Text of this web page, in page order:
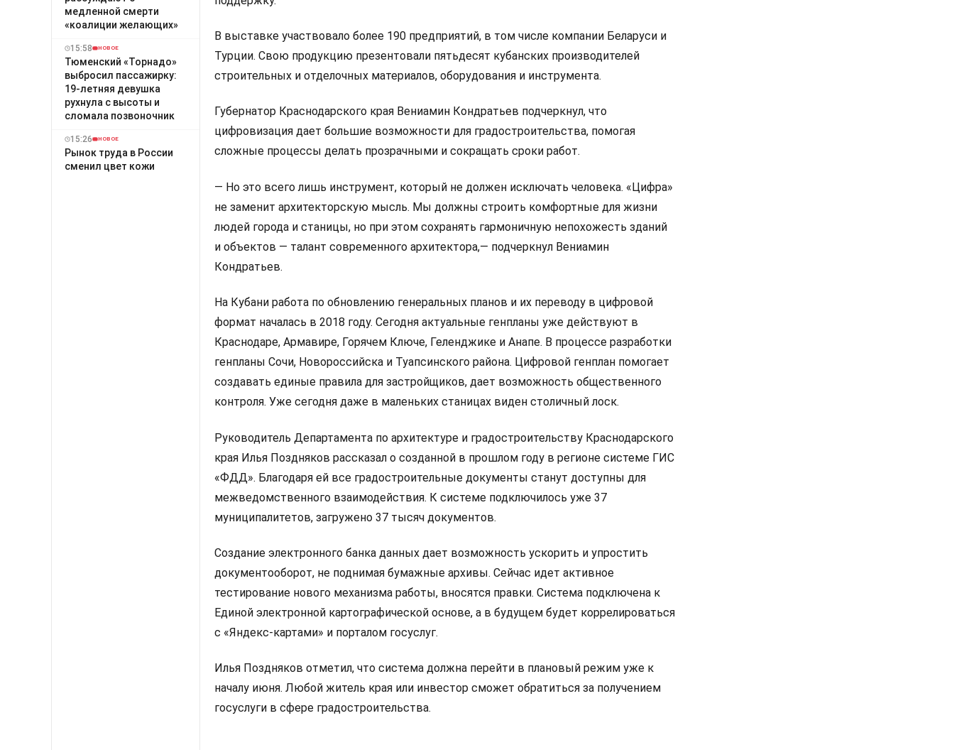
медленной смерти
«коалиции желающих»
15:58 НОВОЕ
Тюменский «Торнадо»
выбросил пассажирку:
19-летняя девушка
рухнула с высоты и
сломала позвоночник
15:26 НОВОЕ
Рынок труда в России
сменил цвет кожи
В выставке участвовало более 190 предприятий, в том числе компании Беларуси и
Турции. Свою продукцию презентовали пятьдесят кубанских производителей
строительных и отделочных материалов, оборудования и инструмента.
Губернатор Краснодарского края Вениамин Кондратьев подчеркнул, что
цифровизация дает большие возможности для градостроительства, помогая
сложные процессы делать прозрачными и сокращать сроки работ.
— Но это всего лишь инструмент, который не должен исключать человека. «Цифра»
не заменит архитекторскую мысль. Мы должны строить комфортные для жизни
людей города и станицы, но при этом сохранять гармоничную непохожесть зданий
и объектов — талант современного архитектора,— подчеркнул Вениамин
Кондратьев.
На Кубани работа по обновлению генеральных планов и их переводу в цифровой
формат началась в 2018 году. Сегодня актуальные генпланы уже действуют в
Краснодаре, Армавире, Горячем Ключе, Геленджике и Анапе. В процессе разработки
генпланы Сочи, Новороссийска и Туапсинского района. Цифровой генплан помогает
создавать единые правила для застройщиков, дает возможность общественного
контроля. Уже сегодня даже в маленьких станицах виден столичный лоск.
Руководитель Департамента по архитектуре и градостроительству Краснодарского
края Илья Поздняков рассказал о созданной в прошлом году в регионе системе ГИС
«ФДД». Благодаря ей все градостроительные документы станут доступны для
межведомственного взаимодействия. К системе подключилось уже 37
муниципалитетов, загружено 37 тысяч документов.
Создание электронного банка данных дает возможность ускорить и упростить
документооборот, не поднимая бумажные архивы. Сейчас идет активное
тестирование нового механизма работы, вносятся правки. Система подключена к
Единой электронной картографической основе, а в будущем будет коррелироваться
с «Яндекс-картами» и порталом госуслуг.
Илья Поздняков отметил, что система должна перейти в плановый режим уже к
началу июня. Любой житель края или инвестор сможет обратиться за получением
госуслуги в сфере градостроительства.